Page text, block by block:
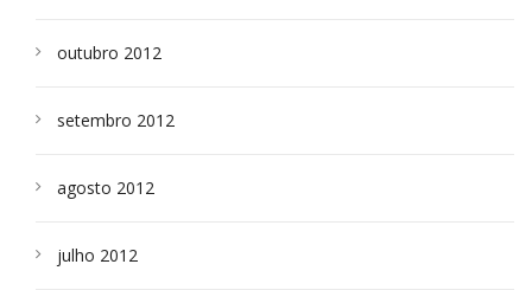
outubro 2012
setembro 2012
agosto 2012
julho 2012